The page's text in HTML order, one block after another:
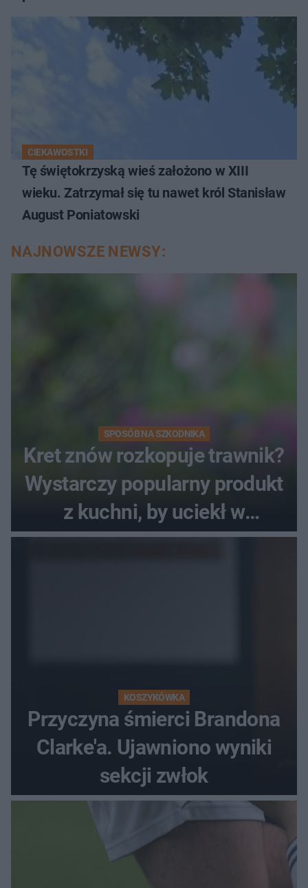
CIEKAWOSTKI
Tę świętokrzyską wieś założono w XIII
wieku. Zatrzymał się tu nawet król Stanisław
August Poniatowski
NAJNOWSZE NEWSY:
SPOSÓB NA SZKODNIKA
Kret znów rozkopuje trawnik?
Wystarczy popularny produkt
z kuchni, by uciekł w
popłochu
KOSZYKÓWKA
Przyczyna śmierci Brandona
Clarke'a. Ujawniono wyniki
sekcji zwłok